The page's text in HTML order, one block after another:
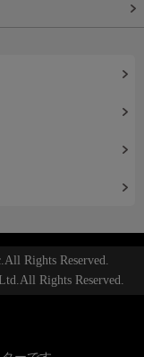
Rights Reserved.
Rights Reserved.